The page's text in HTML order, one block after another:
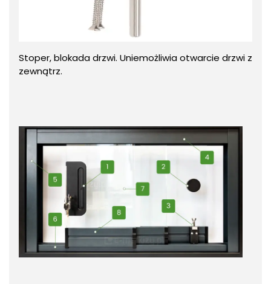
Stoper, blokada drzwi. Uniemożliwia otwarcie drzwi z
zewnątrz.